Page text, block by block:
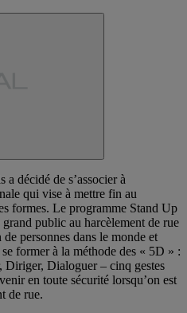
a décidé de s’associer à
qui vise à mettre fin au
formes. Le programme Stand Up
public au harcèlement de rue
personnes dans le monde et
former à la méthode des « 5D » :
Diriger, Dialoguer – cinq gestes
en toute sécurité lorsqu’on est
de rue.